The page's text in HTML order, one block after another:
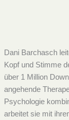
Dani Barchasch
Kopf und Stimme
über 1 Million
angehende
Psychologie
arbeitet sie mit